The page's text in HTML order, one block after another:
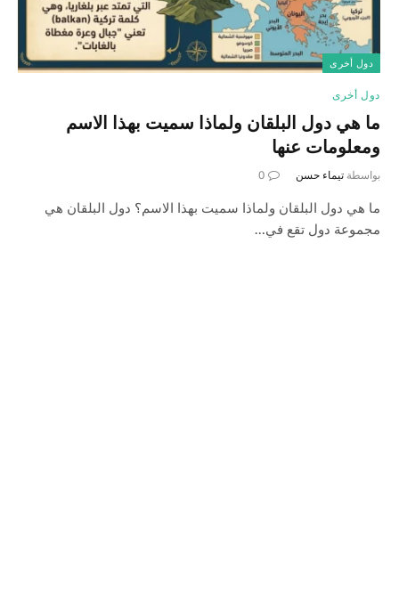
دول أخرى
دول أخرى
ما هي دول البلقان ولماذا سميت بهذا الاسم
ومعلومات عنها
بواسطة تيماء حسن 0
ما هي دول البلقان ولماذا سميت بهذا الاسم؟ دول البلقان هي
مجموعة دول تقع في…